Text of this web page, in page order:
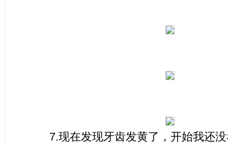
7.现在发现牙齿发黄了，开始我还没